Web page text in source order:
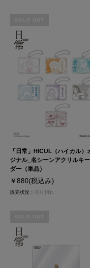
「日常」HICUL（ハイカル）
ジナル_名シーンアクリルキ
ダー（単品）
￥880(税込み)
販売状況： 売り切れ